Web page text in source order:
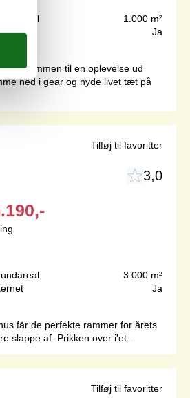
1.000 m²
Ja
velkommen til en oplevelse ud
ned i gear og nyde livet tæt på
3,0
3.000 m²
Ja
får de perfekte rammer for årets
slappe af. Prikken over i'et...
Tilføj til favoritter
Tilføj til favoritter